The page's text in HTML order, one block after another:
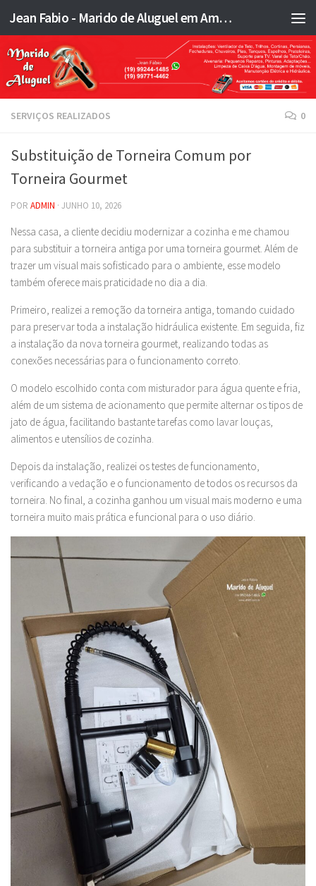
Skip to content Jean Fabio - Marido de Aluguel em Americana SP e região - JFMA
SERVIÇOS REALIZADOS 0
Substituição de Torneira Comum por
Torneira Gourmet
POR ADMIN · JUNHO 10, 2026
Nessa casa, a cliente decidiu modernizar a cozinha e me chamou
para substituir a torneira antiga por uma torneira gourmet. Além de
trazer um visual mais sofisticado para o ambiente, esse modelo
também oferece mais praticidade no dia a dia.
Primeiro, realizei a remoção da torneira antiga, tomando cuidado
para preservar toda a instalação hidráulica existente. Em seguida, fiz
a instalação da nova torneira gourmet, realizando todas as
conexões necessárias para o funcionamento correto.
O modelo escolhido conta com misturador para água quente e fria,
além de um sistema de acionamento que permite alternar os tipos de
jato de água, facilitando bastante tarefas como lavar louças,
alimentos e utensílios de cozinha.
Depois da instalação, realizei os testes de funcionamento,
verificando a vedação e o funcionamento de todos os recursos da
torneira. No final, a cozinha ganhou um visual mais moderno e uma
torneira muito mais prática e funcional para o uso diário.